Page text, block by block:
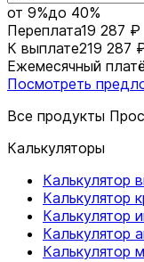
от 9%до 40%
Переплата19 287 ₽
К выплате219 287
Ежемесячный
Посмотреть
Все продукты
Калькуляторы
Калькулятор
Калькулятор
Калькулятор
Калькулятор
Калькулятор